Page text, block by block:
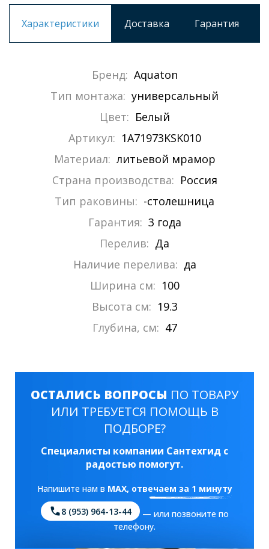
Характеристики Доставка Гарантия
Бренд: Aquaton
Тип монтажа: универсальный
Цвет: Белый
Артикул: 1A71973KSK010
Материал: литьевой мрамор
Страна производства: Россия
Тип раковины: -столешница
Гарантия: 3 года
Перелив: Да
Наличие перелива: да
Ширина см: 100
Высота см: 19.3
Глубина, см: 47
ОСТАЛИСЬ ВОПРОСЫ ПО ТОВАРУ
ИЛИ ТРЕБУЕТСЯ ПОМОЩЬ В
ПОДБОРЕ?
Специалисты компании Сантехгид с
радостью помогут.
Напишите нам в MAX, отвечаем за 1 минуту
8 (953) 964-13-44
— или позвоните по
телефону.